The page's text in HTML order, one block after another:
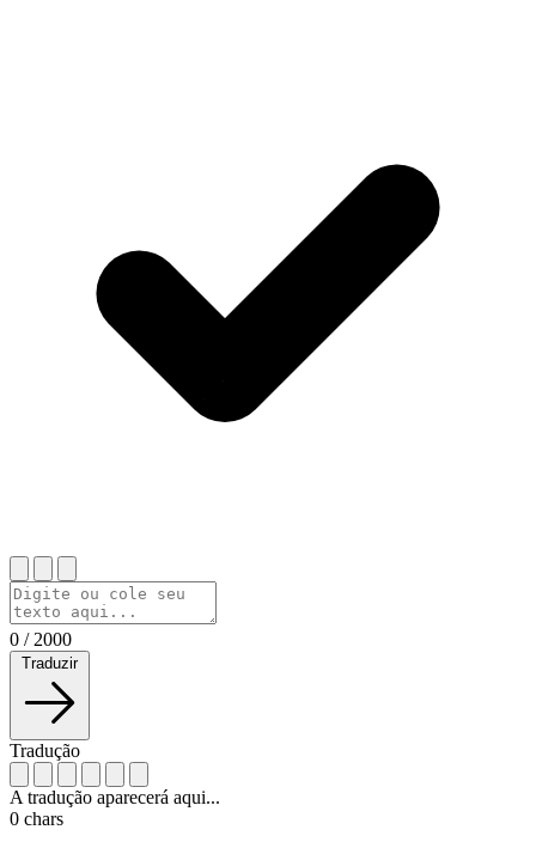
0 / 2000
Traduzir
Tradução
A tradução aparecerá aqui...
0 chars